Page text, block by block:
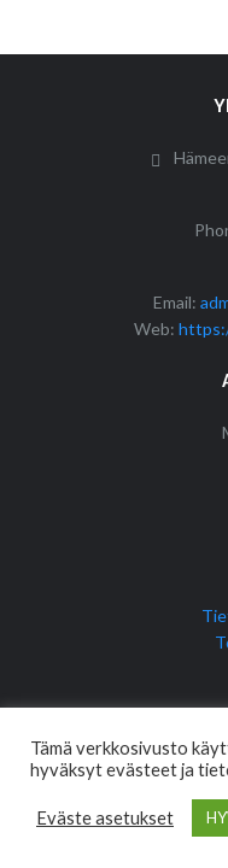
Email:
Web:
© Copyright 2017
Tämä verkkosivusto
hyväksyt evästeet ja
Eväste asetukset